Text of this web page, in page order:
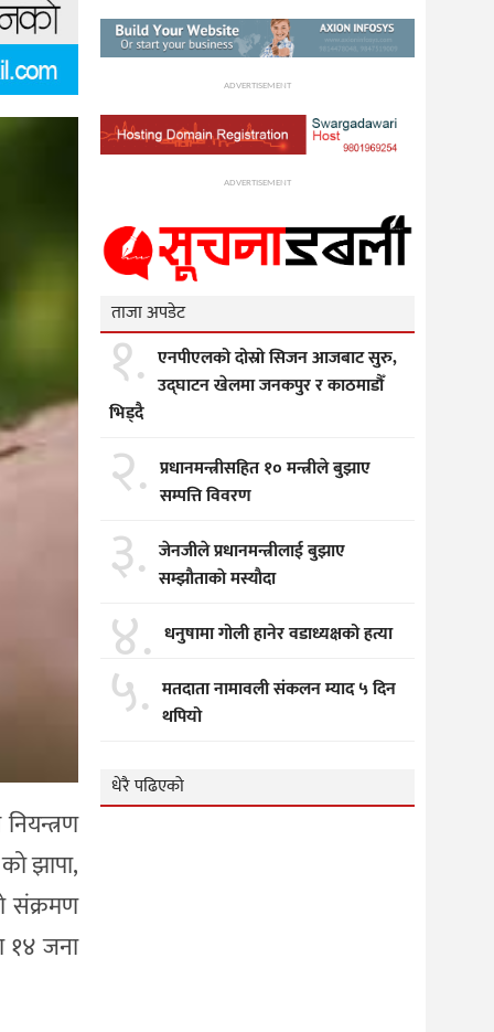
झापा,
संक्रमण
१४ जना
ADVERTISEMENT
ADVERTISEMENT
ताजा अपडेट
१. एनपीएलको दोस्रो सिजन आजबाट सुरु,
उद्घाटन खेलमा जनकपुर र काठमाडौँ
भिड्दै
२. प्रधानमन्त्रीसहित १० मन्त्रीले बुझाए
सम्पत्ति विवरण
३. जेनजीले प्रधानमन्त्रीलाई बुझाए
सम्झाैताकाे मस्याैदा
४. धनुषामा गोली हानेर वडाध्यक्षको हत्या
५. मतदाता नामावली संकलन म्याद ५ दिन
थपियो
धेरै पढिएको